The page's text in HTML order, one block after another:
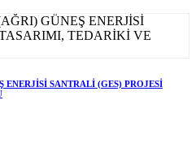
ENERJİSİ SANTRALİ (GES) PROJESİ